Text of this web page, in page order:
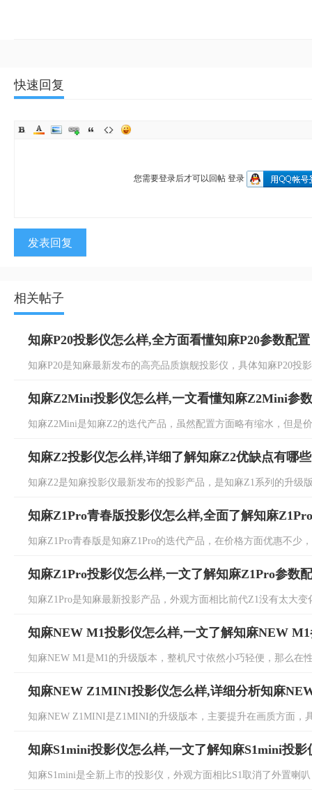
快速回复
您需要登录后才可以回帖 登录
发表回复
相关帖子
知麻P20投影仪怎么样,全方面看懂知麻P20参数配置
知麻P20是知麻最新发布的高亮品质旗舰投影仪，具体知麻P20投
知麻Z2Mini投影仪怎么样,一文看懂知麻Z2Mini参
知麻Z2Mini是知麻Z2的迭代产品，虽然配置方面略有缩水，但是
知麻Z2投影仪怎么样,详细了解知麻Z2优缺点有哪些
知麻Z2是知麻投影仪最新发布的投影产品，是知麻Z1系列的升级
知麻Z1Pro青春版投影仪怎么样,全面了解知麻
知麻Z1Pro青春版是知麻Z1Pro的迭代产品，在价格方面优惠不少
知麻Z1Pro投影仪怎么样,一文了解知麻Z1Pro参数
知麻Z1Pro是知麻最新投影产品，外观方面相比前代Z1没有太大
知麻NEW M1投影仪怎么样,一文了解知麻NEW
知麻NEW M1是M1的升级版本，整机尺寸依然小巧轻便，那么在
知麻NEW Z1MINI投影仪怎么样,详细分析知麻
知麻NEW Z1MINI是Z1MINI的升级版本，主要提升在画质方面，
知麻S1mini投影仪怎么样,一文了解知麻S1mini投影
知麻S1mini是全新上市的投影仪，外观方面相比S1取消了外置喇